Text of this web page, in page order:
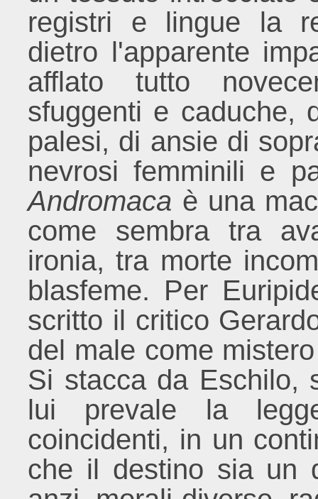
registri e lingue la
dietro l'apparente
afflato tutto
sfuggenti e caduche,
palesi, di ansie di
nevrosi femminili e
Andromaca è una
come sembra tra
ironia, tra morte
blasfeme. Per
scritto il critico
del male come
Si stacca da Eschilo,
lui prevale la
coincidenti, in un
che il destino sia un